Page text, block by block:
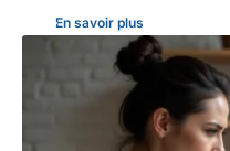
En savoir plus